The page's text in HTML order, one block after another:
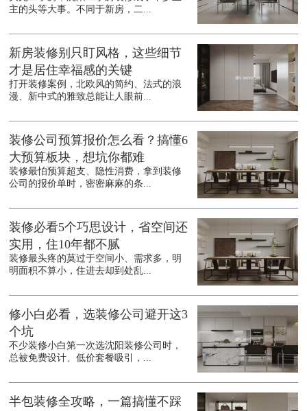
主的头等大事。不同于新房，二...
新房装修别只盯风格，这些细节
才是居住幸福感的关键
打开装修案例，北欧风的简约、法式的浪
漫、新中式的雅致总能让人眼前...
装修公司预算报价怎么看？搞懂6
大预算板块，想坑你都难
装修最怕预算超支、隐性消费，拿到装修
公司的报价单时，密密麻麻的条...
装修必看5个巧思设计，省空间还
实用，住10年都不腻
装修最头疼的莫过于空间小、需求多，明
明面积不算小，住进去却到处乱...
修小白必看，选装修公司避开这3
个坑
不少装修小白第一次选沈阳装修公司时，
总被免费设计、低价套餐吸引，...
半包装修全攻略，一篇搞懂不踩